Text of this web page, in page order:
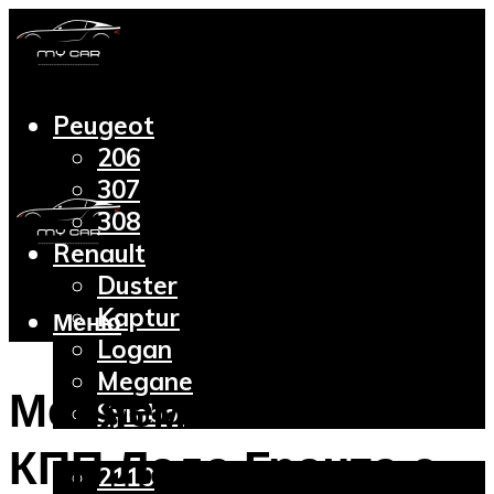
Peugeot
206
307
308
Renault
Duster
Kaptur
Logan
Megane
Symbol
Lada
2110
Меню
Меняем масло в
КПП Лада Гранта с